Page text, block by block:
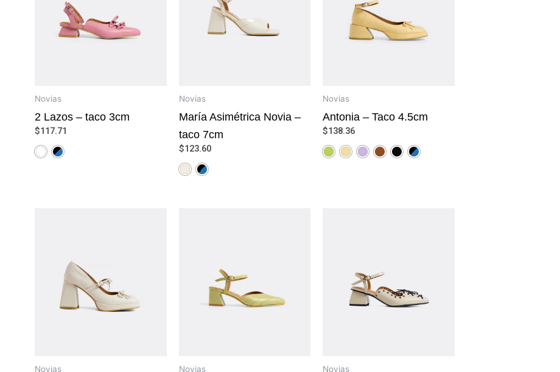
Novias
2 Lazos – taco 3cm
$117.71
Novias
María Asimétrica Novia –
taco 7cm
$123.60
Novias
Antonia – Taco 4.5cm
$138.36
Novias Novias Novias